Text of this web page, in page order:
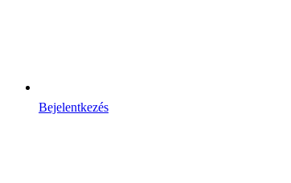
Bejelentkezés